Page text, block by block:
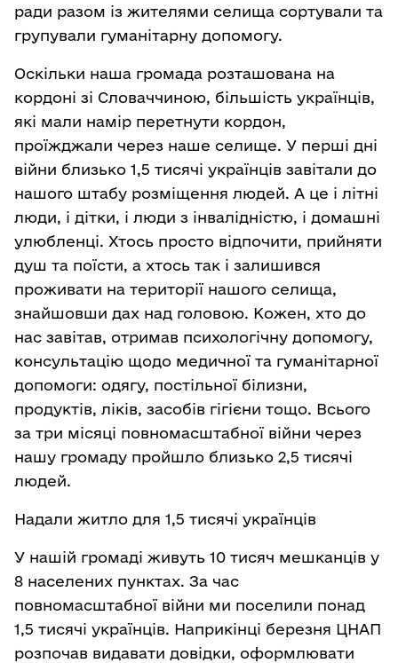
ради разом із жителями селища сортували та
групували гуманітарну допомогу.
Оскільки наша громада розташована на
кордоні зі Словаччиною, більшість українців,
які мали намір перетнути кордон,
проїжджали через наше селище. У перші дні
війни близько 1,5 тисячі українців завітали до
нашого штабу розміщення людей. А це і літні
люди, і дітки, і люди з інвалідністю, і домашні
улюбленці. Хтось просто відпочити, прийняти
душ та поїсти, а хтось так і залишився
проживати на території нашого селища,
знайшовши дах над головою. Кожен, хто до
нас завітав, отримав психологічну допомогу,
консультацію щодо медичної та гуманітарної
допомоги: одягу, постільної білизни,
продуктів, ліків, засобів гігієни тощо. Всього
за три місяці повномасштабної війни через
нашу громаду пройшло близько 2,5 тисячі
людей.
Надали житло для 1,5 тисячі українців
У нашій громаді живуть 10 тисяч мешканців у
8 населених пунктах. За час
повномасштабної війни ми поселили понад
1,5 тисячі українців. Наприкінці березня ЦНАП
розпочав видавати довідки, оформлювати